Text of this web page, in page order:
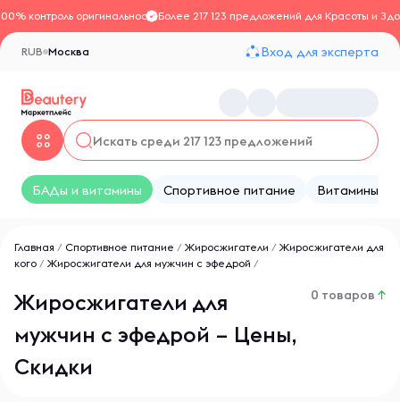
контроль оригинальностиБолее 217 123 предложений для Красоты и
Москва
RUB Вход для эксперта
БАДы и витамины Спортивное питание Витамины
Главная / Спортивное питание / Жиросжигатели / Жиросжигатели для
кого / Жиросжигатели для мужчин с эфедрой /
Жиросжигатели для
мужчин с эфедрой – Цены,
Скидки
0 товаров ↑